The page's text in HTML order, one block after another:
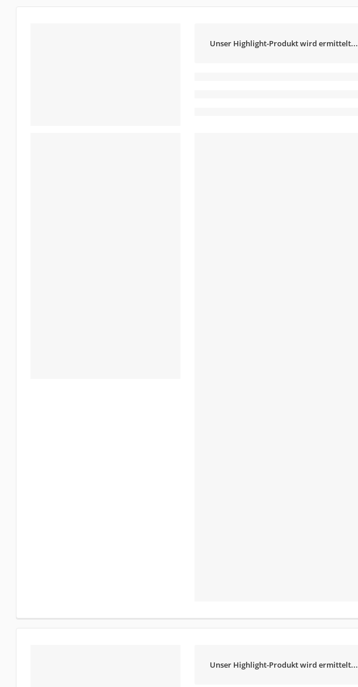
Unser Highlight-Produkt wird ermittelt...
Unser Highlight-Produkt wird ermittelt...